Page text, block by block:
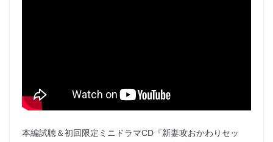
本編試聴＆初回限定ミニドラマCD『新妻攻おかわりセッ